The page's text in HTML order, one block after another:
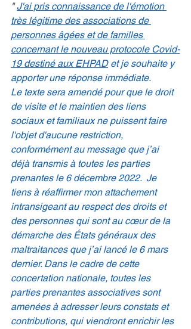
" J'ai pris connaissance de l'émotion
très légitime des associations de
personnes âgées et de familles
concernant le nouveau protocole Covid-
19 destiné aux EHPAD et je souhaite y
apporter une réponse immédiate.
Le texte sera amendé pour que le droit
de visite et le maintien des liens
sociaux et familiaux ne puissent faire
l'objet d'aucune restriction,
conformément au message que j’ai
déjà transmis à toutes les parties
prenantes le 6 décembre 2022.  Je
tiens à réaffirmer mon attachement
intransigeant au respect des droits et
des personnes qui sont au cœur de la
démarche des États généraux des
maltraitances que j’ai lancé le 6 mars
dernier. Dans le cadre de cette
concertation nationale, toutes les
parties prenantes associatives sont
amenées à adresser leurs constats et
contributions, qui viendront enrichir les